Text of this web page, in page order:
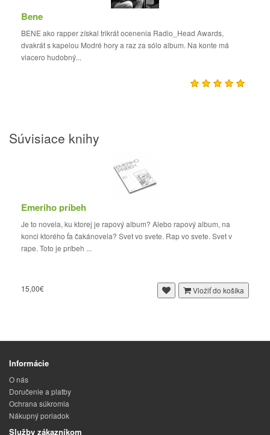
Bene
BENE ako rapper získal trikrát ocenenia Radio_Head Awards,
dvakrát s kapelou Modré hory a raz za sólo album. Na konte má
viacero hudobný...
Súvisiace knihy
Emeriho príbeh
Je to novela, ku ktorej je rapový album? Alebo rapový album, na
konci ktorého ťa čakánovela? Svet vo svete. Rap vo svete. Svet v
rape. Toto je príbeh ...
15,00€ Vložiť do košíka
Informácie
O nás
Doručenie a platby
Ochrana súkromia
Nákupný poriadok
Služby zákazníkom